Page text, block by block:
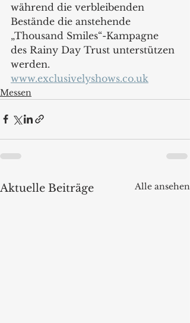
während die verbleibenden
Bestände die anstehende
„Thousand Smiles“-Kampagne
des Rainy Day Trust unterstützen
werden.
www.exclusivelyshows.co.uk
Messen
Aktuelle Beiträge Alle ansehen